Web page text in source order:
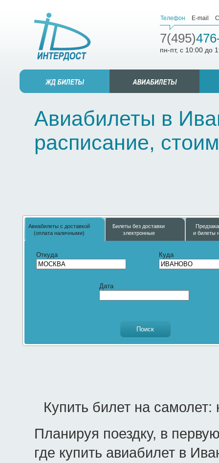
Телефон E-mail
7(495)
пн-пт, с 10:00 до
Авиабилеты в
расписание,
Авиабилеты с доставкой
(оплата наличными)
Билеты без доставки
электронные
и билеты
Откуда Куда
Дата
Купить билет на самолет:
Планируя поездку, в
где купить авиабилет в